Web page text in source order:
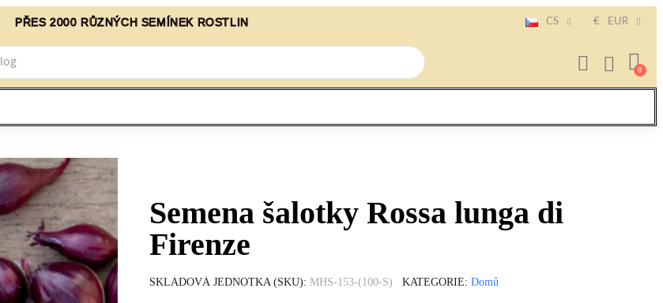
PŘES 2000 RŮZNÝCH SEMÍNEK ROSTLIN CS € EUR
Semena šalotky Rossa lunga di
Firenze
SKLADOVÁ JEDNOTKA (SKU) MHS-153-(100-S) KATEGORIE Domů